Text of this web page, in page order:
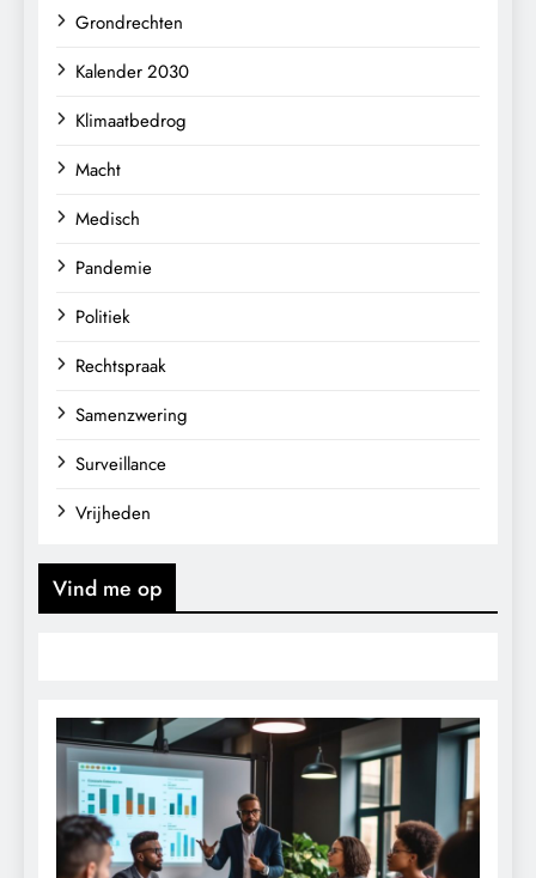
Grondrechten
Kalender 2030
Klimaatbedrog
Macht
Medisch
Pandemie
Politiek
Rechtspraak
Samenzwering
Surveillance
Vrijheden
Vind me op